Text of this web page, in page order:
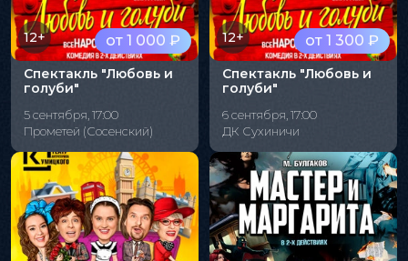
от 1 000 ₽
12+
Спектакль "Любовь и
голуби"
5 сентября, 17:00
Прометей (Сосенский)
от 1 300 ₽
12+
Спектакль "Любовь и
голуби"
6 сентября, 17:00
ДК Сухиничи